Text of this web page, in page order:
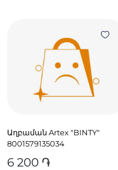
Աղբաման Artex "BINTY"
8001579135034
6 200 ֏